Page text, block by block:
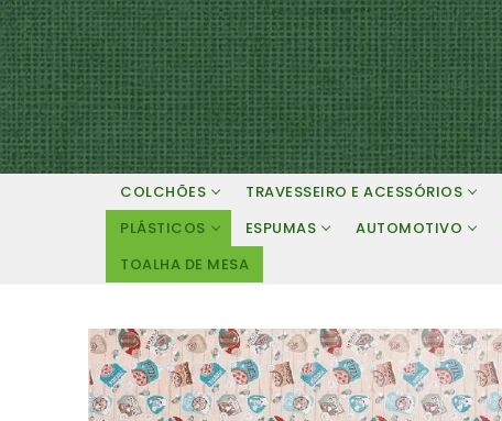
Pular
para
o
conteúdo
COLCHÕES TRAVESSEIRO E ACESSÓRIOS
PLÁSTICOS
ESPUMAS AUTOMOTIVO
TOALHA DE MESA